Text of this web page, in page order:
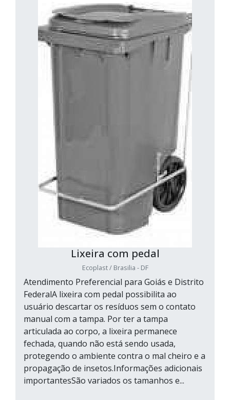
Lixeira com pedal
Ecoplast / Brasilia - DF
Atendimento Preferencial para Goiás e Distrito
FederalA lixeira com pedal possibilita ao
usuário descartar os resíduos sem o contato
manual com a tampa. Por ter a tampa
articulada ao corpo, a lixeira permanece
fechada, quando não está sendo usada,
protegendo o ambiente contra o mal cheiro e a
propagação de insetos.Informações adicionais
importantesSão variados os tamanhos e...